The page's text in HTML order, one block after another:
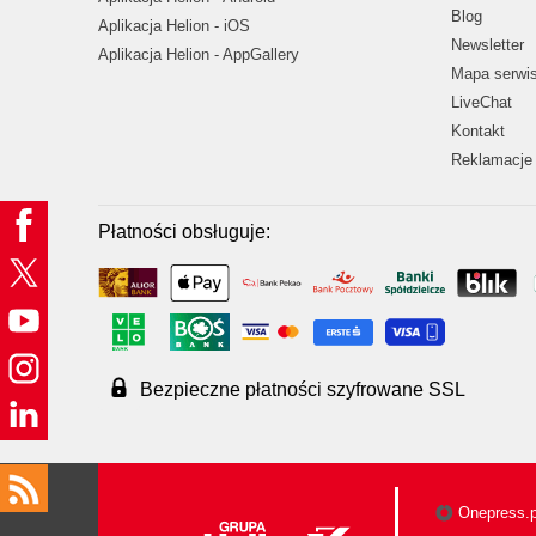
Aplikacja Helion - iOS
Aplikacja Helion - AppGallery
Blog
Newsletter
Mapa
LiveChat
Kontakt
Płatności obsługuje:
Bezpieczne płatności szyfrowane SSL